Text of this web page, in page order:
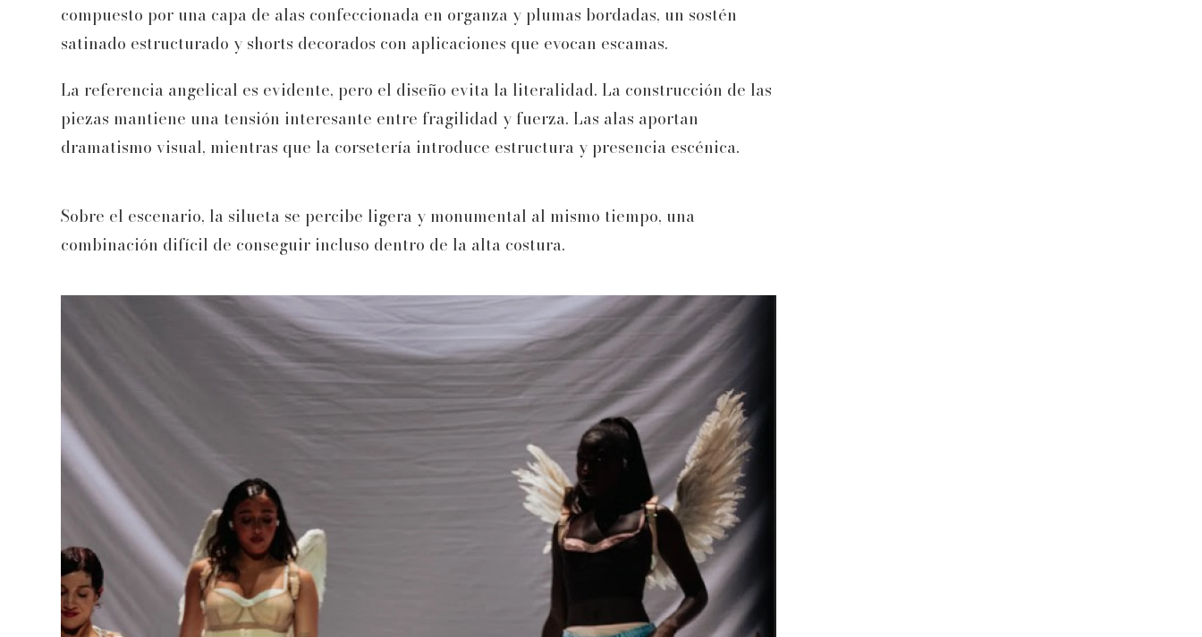
compuesto por una capa de alas confeccionada en organza y plumas bordadas, un sostén
satinado estructurado y shorts decorados con aplicaciones que evocan escamas.
La referencia angelical es evidente, pero el diseño evita la literalidad. La construcción de las
piezas mantiene una tensión interesante entre fragilidad y fuerza. Las alas aportan
dramatismo visual, mientras que la corsetería introduce estructura y presencia escénica.
Sobre el escenario, la silueta se percibe ligera y monumental al mismo tiempo, una
combinación difícil de conseguir incluso dentro de la alta costura.